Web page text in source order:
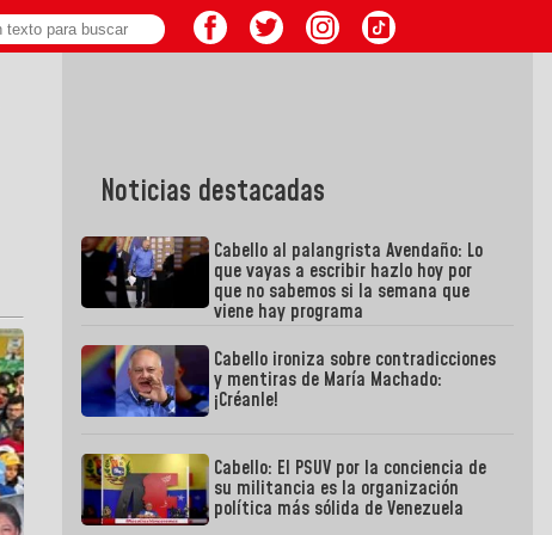
Noticias destacadas
Cabello al palangrista Avendaño: Lo
que vayas a escribir hazlo hoy por
que no sabemos si la semana que
viene hay programa
Cabello ironiza sobre contradicciones
y mentiras de María Machado:
¡Créanle!
Cabello: El PSUV por la conciencia de
su militancia es la organización
política más sólida de Venezuela